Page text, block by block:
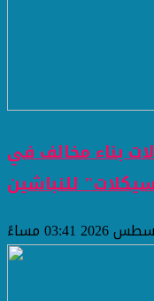
أول: إزالة 3 حالات بناء مخالف في
للنباشين